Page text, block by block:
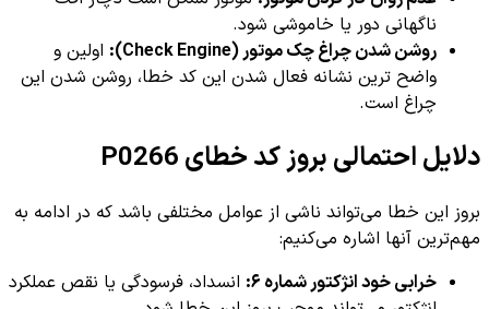
ناگهانی دور یا خاموشی شود.
روشن شدن چراغ چک موتور (Check Engine):
اولین و
واضح ترین نشانه فعال شدن این کد خطا، روشن شدن این
چراغ است.
دلایل احتمالی بروز کد خطای P0266
بروز این خطا می‌تواند ناشی از عوامل مختلفی باشد که در ادامه به
مهم‌ترین آنها اشاره می‌کنیم:
خرابی خود انژکتور شماره ۶:
انسداد، فرسودگی یا نقص عملکرد